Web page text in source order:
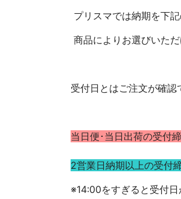
プリスマでは納期を下
商品によりお選びいた
受付日とはご注文が確認
当日便･当日出荷の受付
2営業日納期以上の受付
※14:00をすぎると 受付日